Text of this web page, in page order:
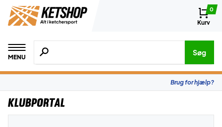
0
Kurv
MENU
Søg efter produkter, mærker etc.
Søg
Brug for hjælp?
Klubportal